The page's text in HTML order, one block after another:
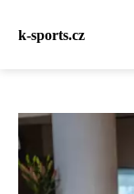
k-sports.cz